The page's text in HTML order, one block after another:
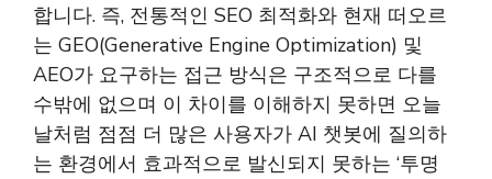
합니다. 즉, 전통적인 SEO 최적화와 현재 떠오르
는 GEO(Generative Engine Optimization) 및
AEO가 요구하는 접근 방식은 구조적으로 다를
수밖에 없으며 이 차이를 이해하지 못하면 오늘
날처럼 점점 더 많은 사용자가 AI 챗봇에 질의하
는 환경에서 효과적으로 발신되지 못하는 ‘투명